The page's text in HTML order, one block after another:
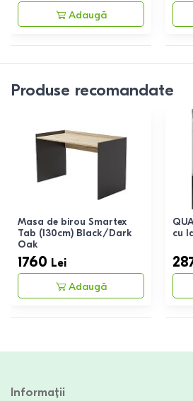
Adaugă
Produse recomandate
Masa de birou Smartex
Tab (130cm) Black/Dark
Oak
1760 Lei
Adaugă
cu
Informații